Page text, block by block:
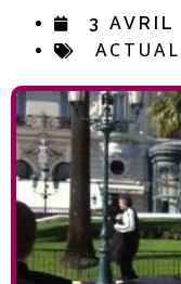
3 AVRIL